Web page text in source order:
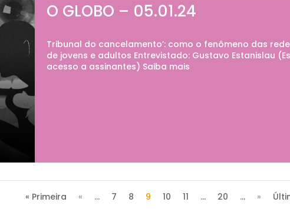
O GLOBO – 05.01.24
Tribunal do cancelamento’: como o fenômeno das
de jovens e adultos Entrevistado: Gustavo Estanislau
acesso a assinantes) Saiba mais
« Primeira « ... 7 8 9 10 11 ... 20 ... »